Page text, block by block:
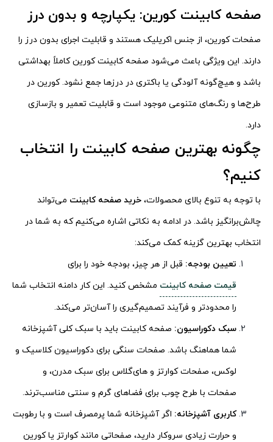
صفحه کابینت کورین: یکپارچه و بدون درز
صفحات کورین، از جنس اکریلیک هستند و قابلیت اجرای بدون درز را
دارند. این ویژگی باعث می‌شود صفحه کابینت کورین کاملاً بهداشتی
باشد و هیچ‌گونه آلودگی یا باکتری در درزها جمع نشود. کورین در
طرح‌ها و رنگ‌های متنوعی موجود است و قابلیت تعمیر و بازسازی
دارد.
چگونه بهترین صفحه کابینت را انتخاب
کنیم؟
با توجه به تنوع بالای محصولات، خرید صفحه کابینت می‌تواند
چالش‌برانگیز باشد. در ادامه به نکاتی اشاره می‌کنیم که به شما در
انتخاب بهترین گزینه کمک می‌کند:
تعیین بودجه: قبل از هر چیز، بودجه خود را برای
قیمت صفحه کابینت مشخص کنید. این کار دامنه انتخاب شما
را محدودتر و فرآیند تصمیم‌گیری را آسان‌تر می‌کند.
سبک دکوراسیون: صفحه کابینت باید با سبک کلی آشپزخانه
شما هماهنگ باشد. صفحات سنگی برای دکوراسیون کلاسیک و
لوکس، صفحات کوارتز و های‌گلاس برای سبک مدرن، و
صفحات با طرح چوب برای فضاهای گرم و سنتی مناسب‌ترند.
کاربری آشپزخانه: اگر آشپزخانه شما پرمصرف است و با رطوبت
و حرارت زیادی سروکار دارید، صفحاتی مانند کوارتز یا کورین